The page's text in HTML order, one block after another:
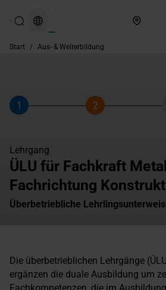
Start / Aus- & Weiterbildung
Schritt
1
Schritt
2
Lehrgang
ÜLU für Fachkraft
Fachrichtung
Überbetriebliche
Die überbetrieblichen Lehrgänge
ergänzen die duale Ausbildung um